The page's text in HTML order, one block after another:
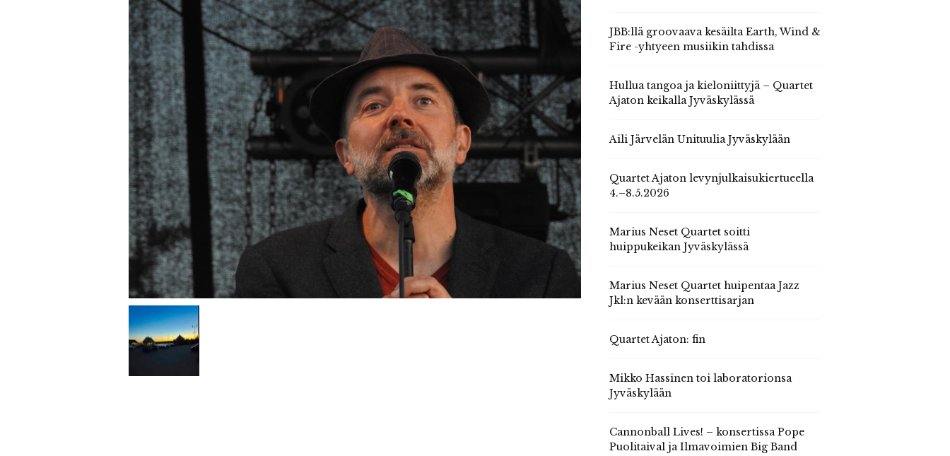
JBB:llä groovaava kesäilta Earth, Wind &
Fire -yhtyeen musiikin tahdissa
Hullua tangoa ja kieloniittyjä – Quartet
Ajaton keikalla Jyväskylässä
Aili Järvelän Unituulia Jyväskylään
Quartet Ajaton levynjulkaisukiertueella
4.–8.5.2026
Marius Neset Quartet soitti
huippukeikan Jyväskylässä
Marius Neset Quartet huipentaa Jazz
Jkl:n kevään konserttisarjan
Quartet Ajaton: fin
Mikko Hassinen toi laboratorionsa
Jyväskylään
Cannonball Lives! – konsertissa Pope
Puolitaival ja Ilmavoimien Big Band